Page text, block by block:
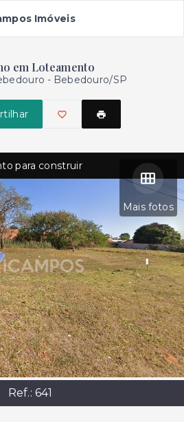
Imóveis
em Loteamento
- Bebedouro/SP
Mais fotos
Ref.: 641
para construir